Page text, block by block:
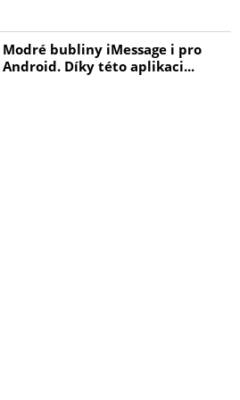
Modré bubliny iMessage i pro
Android. Díky této aplikaci...